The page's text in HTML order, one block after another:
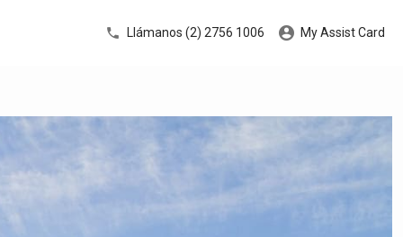
Llámanos (2) 2756 1006 My Assist Card